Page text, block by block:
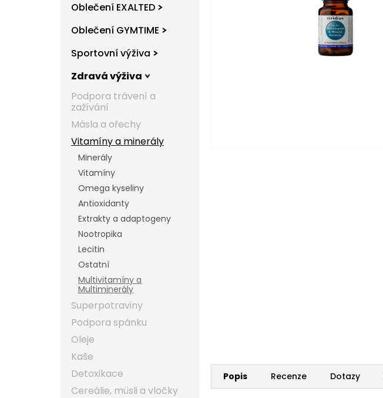
Oblečení EXALTED
Oblečení GYMTIME
Sportovní výživa
Zdravá výživa
Podpora trávení a
zažívání
Másla a ořechy
Vitamíny a minerály
Minerály
Vitamíny
Omega kyseliny
Antioxidanty
Extrakty a adaptogeny
Nootropika
Lecitin
Ostatní
Multivitamíny a
Multiminerály
Superpotraviny
Podpora spánku
Oleje
Kaše
Detoxikace
Cereálie, müsli a vločky
Popis Recenze Dotazy